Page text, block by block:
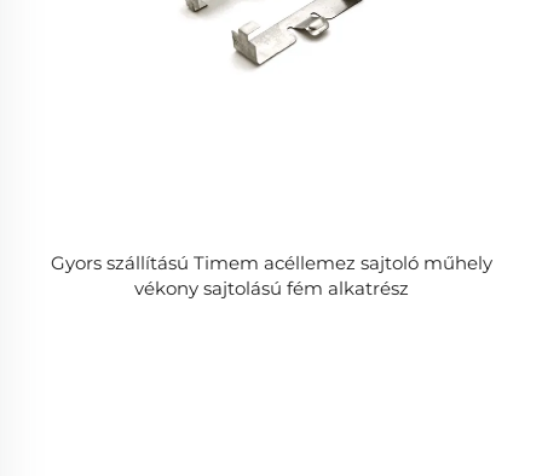
Gyors szállítású Timem acéllemez sajtoló műhely
vékony sajtolású fém alkatrész